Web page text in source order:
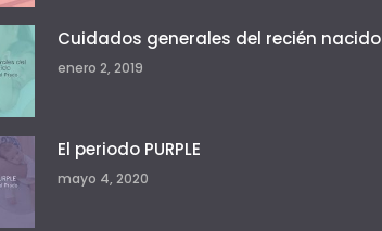
Cuidados generales del recién nacido
enero 2, 2019
El periodo PURPLE
mayo 4, 2020